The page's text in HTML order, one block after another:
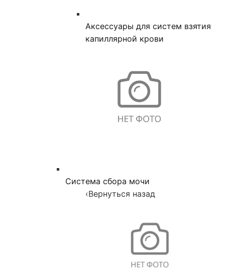
Аксессуары для систем взятия
капиллярной крови
Система сбора мочи
‹Вернуться назад